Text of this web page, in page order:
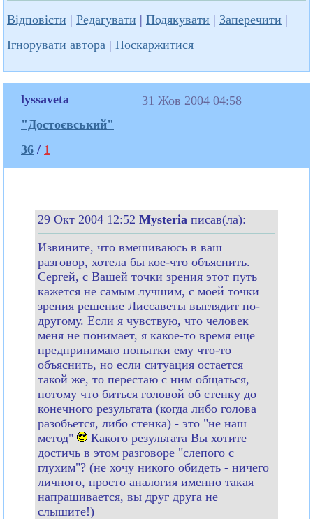
Відповісти | Редагувати | Подякувати | Заперечити |
Ігнорувати автора | Поскаржитися
lyssaveta
"Достоєвський"
36 / 1
31 Жов 2004 04:58
29 Окт 2004 12:52 Mysteria писав(ла):
Извините, что вмешиваюсь в ваш
разговор, хотела бы кое-что объяснить.
Сергей, с Вашей точки зрения этот путь
кажется не самым лучшим, с моей точки
зрения решение Лиссаветы выглядит по-
другому. Если я чувствую, что человек
меня не понимает, я какое-то время еще
предпринимаю попытки ему что-то
объяснить, но если ситуация остается
такой же, то перестаю с ним общаться,
потому что биться головой об стенку до
конечного результата (когда либо голова
разобьется, либо стенка) - это "не наш
метод"
Какого результата Вы хотите
достичь в этом разговоре "слепого с
глухим"? (не хочу никого обидеть - ничего
личного, просто аналогия именно такая
напрашивается, вы друг друга не
слышите!)